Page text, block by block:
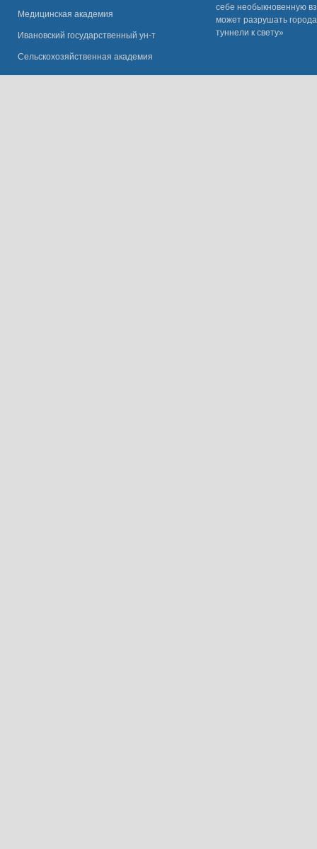
Медицинская академия
Ивановский государственный ун-т
Сельскохозяйственная академия
себе необыкновенную
может разрушать
туннели к свету»